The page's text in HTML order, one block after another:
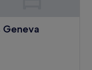
Geneva